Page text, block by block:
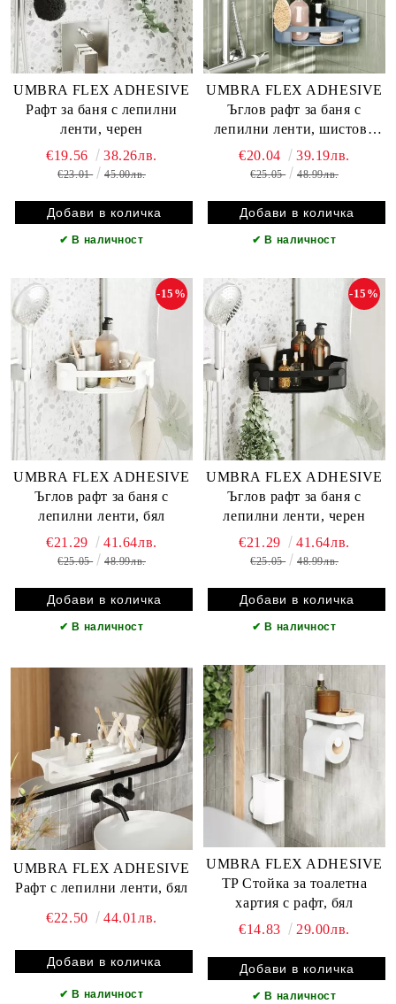
UMBRA FLEX ADHESIVE
Рафт за баня с лепилни
ленти, черен
€19.56 38.26лв.
€23.01 45.00лв.
✔ В наличност
UMBRA FLEX ADHESIVE
Ъглов рафт за баня с
лепилни ленти, шистово
син
€20.04 39.19лв.
€25.05 48.99лв.
✔ В наличност
UMBRA FLEX ADHESIVE
Ъглов рафт за баня с
лепилни ленти, бял
-15%
€21.29 41.64лв.
€25.05 48.99лв.
✔ В наличност
UMBRA FLEX ADHESIVE
Ъглов рафт за баня с
лепилни ленти, черен
-15%
€21.29 41.64лв.
€25.05 48.99лв.
✔ В наличност
UMBRA FLEX ADHESIVE
Рафт с лепилни ленти, бял
€22.50 44.01лв.
✔ В наличност
UMBRA FLEX ADHESIVE
TP Стойка за тоалетна
хартия с рафт, бял
€14.83
29.00лв.
✔ В наличност